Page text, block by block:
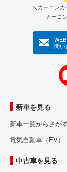
＼カーコン
カーコ
問い
新車を見る
新車一覧からさがす
電気自動車（EV）
中古車を見る